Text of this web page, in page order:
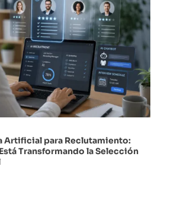
Artificial para Reclutamiento:
Transformando la Selección